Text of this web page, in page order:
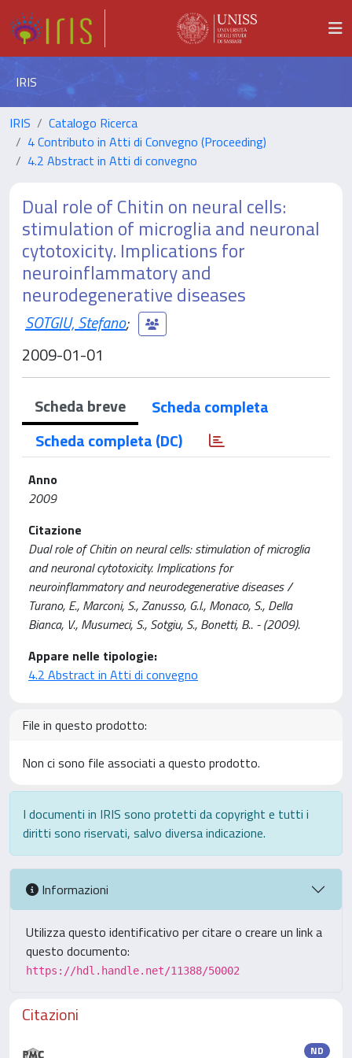
IRIS
IRIS
Catalogo Ricerca
4 Contributo in Atti di Convegno (Proceeding)
4.2 Abstract in Atti di convegno
Dual role of Chitin on neural cells:
stimulation of microglia and neuronal
cytotoxicity. Implications for
neuroinflammatory and
neurodegenerative diseases
SOTGIU, Stefano;
2009-01-01
Scheda breve
Scheda completa
Scheda completa (DC)
Anno
2009
Citazione
Dual role of Chitin on neural cells: stimulation of microglia
and neuronal cytotoxicity. Implications for
neuroinflammatory and neurodegenerative diseases /
Turano, E., Marconi, S., Zanusso, G.l., Monaco, S., Della
Bianca, V., Musumeci, S., Sotgiu, S., Bonetti, B.. - (2009).
Appare nelle tipologie:
4.2 Abstract in Atti di convegno
File in questo prodotto:
Non ci sono file associati a questo prodotto.
I documenti in IRIS sono protetti da copyright e tutti i
diritti sono riservati, salvo diversa indicazione.
Informazioni
Utilizza questo identificativo per citare o creare un link a
questo documento:
https://hdl.handle.net/11388/50002
Citazioni
ND